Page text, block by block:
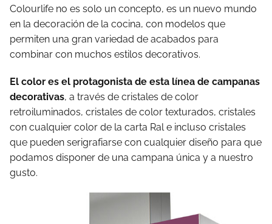
Colourlife no es solo un concepto, es un nuevo mundo
en la decoración de la cocina, con modelos que
permiten una gran variedad de acabados para
combinar con muchos estilos decorativos.
El color es el protagonista de esta línea de campanas
decorativas, a través de cristales de color
retroiluminados, cristales de color texturados, cristales
con cualquier color de la carta Ral e incluso cristales
que pueden serigrafiarse con cualquier diseño para que
podamos disponer de una campana única y a nuestro
gusto.